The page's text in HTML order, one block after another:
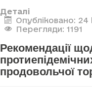
Деталі
Опубліковано: 24
Перегляди: 1191
Рекомендації
продовольчої